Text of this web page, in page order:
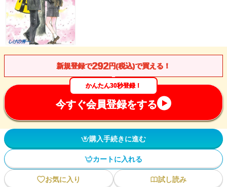
新規登録で292円(税込)で買える！
かんたん30秒登録！
今すぐ会員登録をする
購入手続きに進む
カートに入れる
お気に入り
試し読み